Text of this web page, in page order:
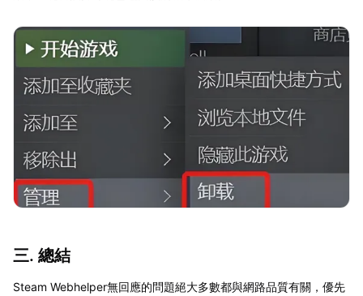
三. 總結
Steam Webhelper無回應的問題絕大多數都與網路品質有關，優先